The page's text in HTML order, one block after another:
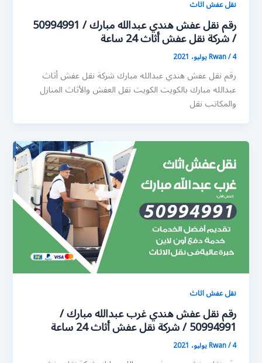
نقل عفش اثاث
رقم نقل عفش هندي عبدالله مبارك / 50994991
/ شركة نقل عفش أثاث 24 ساعة
Rwan/4 يوليو، 2021
رقم نقل عفش هندي عبدالله مبارك شركة نقل عفش أثاث
عبدالله مبارك بالكويت الكويت نقل العفش والأثاث المنازل
والمكاتب نقل
نقل عفش اثاث
رقم نقل عفش هندي غرب عبدالله مبارك /
50994991 / شركة نقل عفش أثاث 24 ساعة
Rwan/4 يوليو، 2021